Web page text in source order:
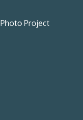
Photo Project